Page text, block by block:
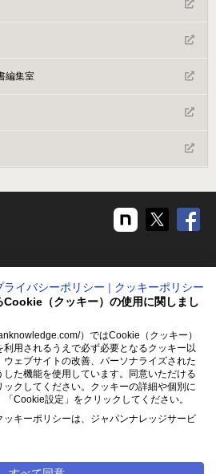
編集室
ライバシーポリシー
クッキーポリシー
Cookie（クッキー）の使用に関しまし
）ではCookie（クッキー）
用されるうえで必ず必要となるクッキー以
ェブサイトの改善、パーソナライズされた
た機能を使用しています。同意いただける
クしてください。クッキーの詳細や個別に
Cookie設定」をクリックしてください。
キーポリシーは、ジャパンナレッジサービ